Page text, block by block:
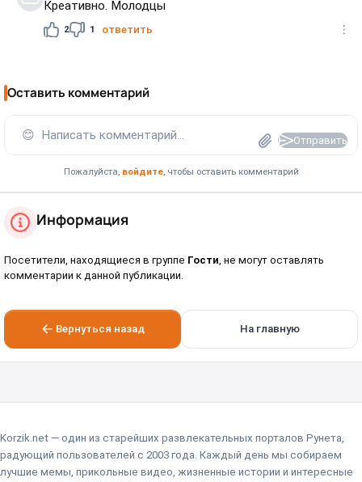
Креативно. Молодцы
2 1 ответить
Оставить комментарий
😊 Написать комментарий... Отправить
Пожалуйста, войдите, чтобы оставить комментарий
Информация
Посетители, находящиеся в группе Гости , не могут оставлять
комментарии к данной публикации.
Вернуться назад На главную
Korzik.net — один из старейших развлекательных порталов Рунета,
радующий пользователей с 2003 года. Каждый день мы собираем
лучшие мемы, прикольные видео, жизненные истории и интересные